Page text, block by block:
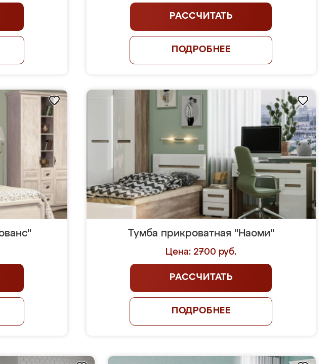
РАССЧИТАТЬ
ПОДРОБНЕЕ
Тумба прикроватная "Наоми"
Цена: 2700 руб.
РАССЧИТАТЬ
ПОДРОБНЕЕ